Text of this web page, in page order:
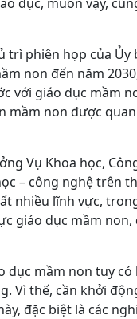
trì phiên họp của Ủy
non đến năm
với giáo dục mầm
mầm non được
Vụ Khoa học,
– công nghệ trên
nhiều lĩnh vực,
giáo dục mầm non,
dục mầm non tuy
Vì thế, cần khởi
đặc biệt là các